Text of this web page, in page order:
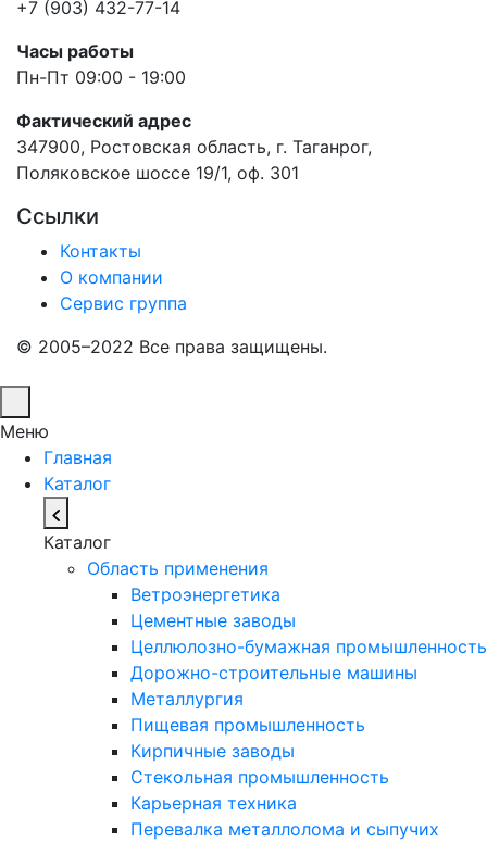
+7 (903) 432-77-14
Часы работы
Пн-Пт 09:00 - 19:00
Фактический адрес
347900, Ростовская область, г. Таганрог,
Поляковское шоссе 19/1, оф. 301
Ссылки
Контакты
О компании
Сервис группа
© 2005–2022 Все права защищены.
Меню
Главная
Каталог
Каталог
Область применения
Ветроэнергетика
Цементные заводы
Целлюлозно-бумажная промышленность
Дорожно-строительные машины
Металлургия
Пищевая промышленность
Кирпичные заводы
Стекольная промышленность
Карьерная техника
Перевалка металлолома и сыпучих